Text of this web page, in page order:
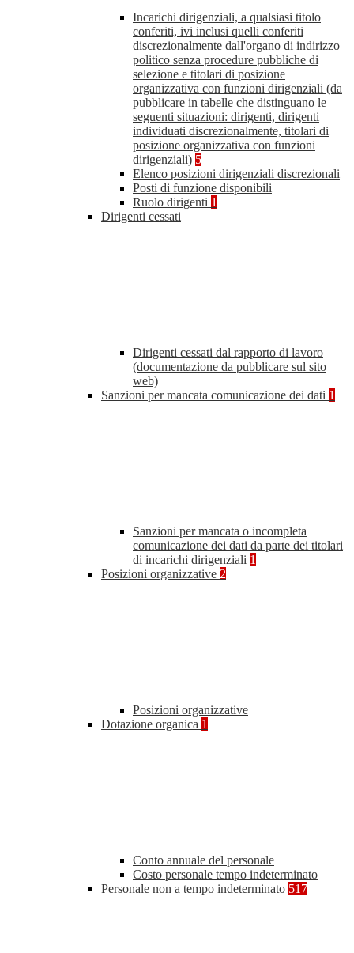
Incarichi dirigenziali, a qualsiasi titolo
conferiti, ivi inclusi quelli conferiti
discrezionalmente dall'organo di indirizzo
politico senza procedure pubbliche di
selezione e titolari di posizione
organizzativa con funzioni dirigenziali (da
pubblicare in tabelle che distinguano le
seguenti situazioni: dirigenti, dirigenti
individuati discrezionalmente, titolari di
posizione organizzativa con funzioni
dirigenziali) 5
Elenco posizioni dirigenziali discrezionali
Posti di funzione disponibili
Ruolo dirigenti 1
Dirigenti cessati
Dirigenti cessati dal rapporto di lavoro
(documentazione da pubblicare sul sito
web)
Sanzioni per mancata comunicazione dei dati 1
Sanzioni per mancata o incompleta
comunicazione dei dati da parte dei titolari
di incarichi dirigenziali 1
Posizioni organizzative 2
Posizioni organizzative
Dotazione organica 1
Conto annuale del personale
Costo personale tempo indeterminato
Personale non a tempo indeterminato 517